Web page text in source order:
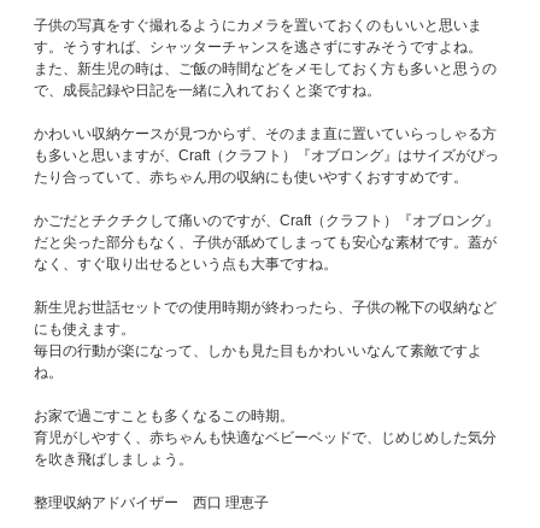
子供の写真をすぐ撮れるようにカメラを置いておくのもいいと思いま
す。そうすれば、シャッターチャンスを逃さずにすみそうですよね。
また、新生児の時は、ご飯の時間などをメモしておく方も多いと思うの
で、成長記録や日記を一緒に入れておくと楽ですね。
かわいい収納ケースが見つからず、そのまま直に置いていらっしゃる方
も多いと思いますが、Craft（クラフト）『オブロング』はサイズがぴっ
たり合っていて、赤ちゃん用の収納にも使いやすくおすすめです。
かごだとチクチクして痛いのですが、Craft（クラフト）『オブロング』
だと尖った部分もなく、子供が舐めてしまっても安心な素材です。蓋が
なく、すぐ取り出せるという点も大事ですね。
新生児お世話セットでの使用時期が終わったら、子供の靴下の収納など
にも使えます。
毎日の行動が楽になって、しかも見た目もかわいいなんて素敵ですよ
ね。
お家で過ごすことも多くなるこの時期。
育児がしやすく、赤ちゃんも快適なベビーベッドで、じめじめした気分
を吹き飛ばしましょう。
整理収納アドバイザー 西口 理恵子